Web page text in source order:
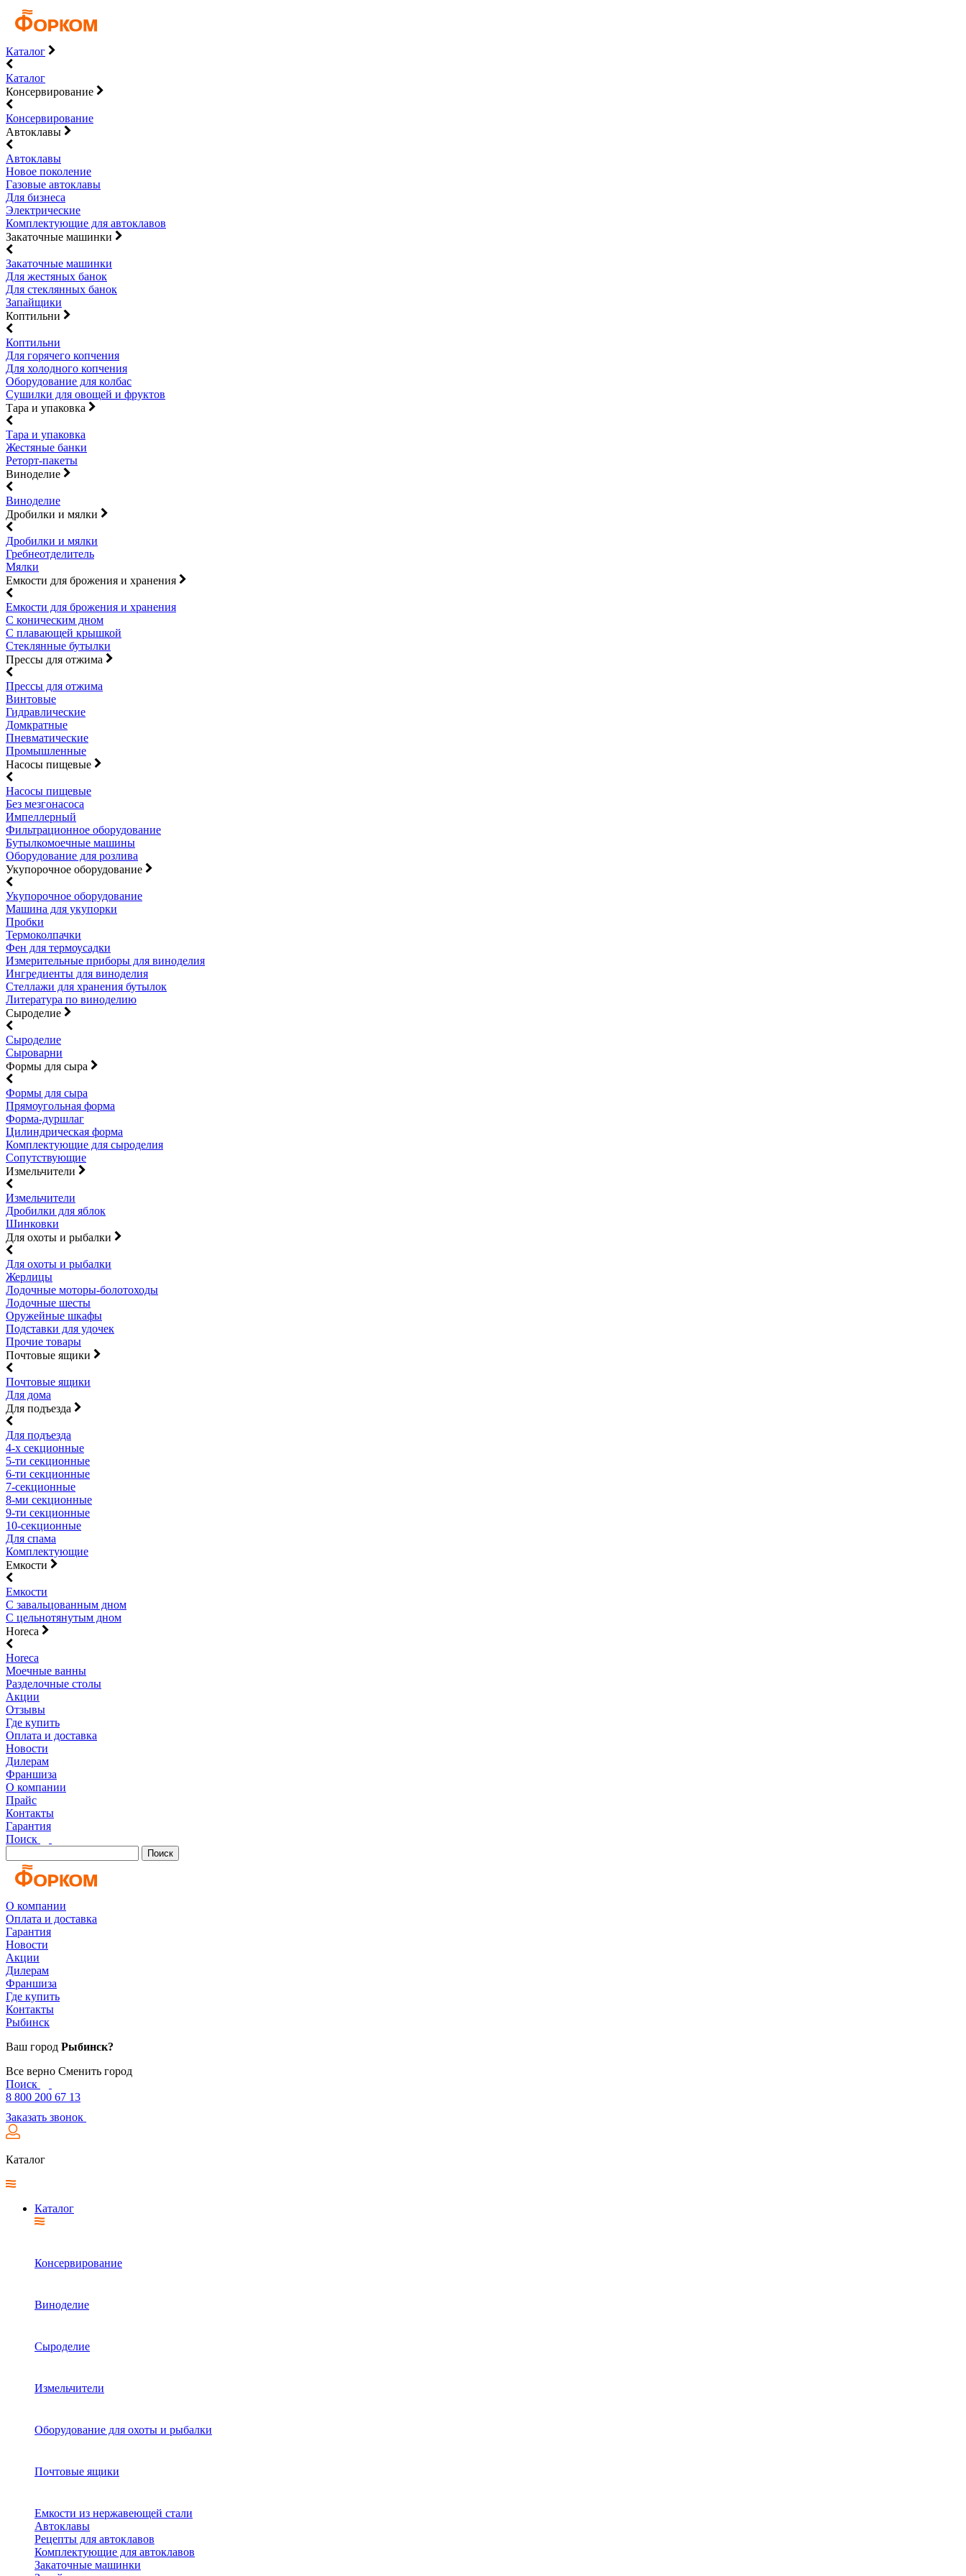
Каталог
Каталог
Консервирование
Консервирование
Автоклавы
Автоклавы
Новое поколение
Газовые автоклавы
Для бизнеса
Электрические
Комплектующие для автоклавов
Закаточные машинки
Закаточные машинки
Для жестяных банок
Для стеклянных банок
Запайщики
Коптильни
Коптильни
Для горячего копчения
Для холодного копчения
Оборудование для колбас
Сушилки для овощей и фруктов
Тара и упаковка
Тара и упаковка
Жестяные банки
Реторт-пакеты
Виноделие
Виноделие
Дробилки и мялки
Дробилки и мялки
Гребнеотделитель
Мялки
Емкости для брожения и хранения
Емкости для брожения и хранения
С коническим дном
С плавающей крышкой
Стеклянные бутылки
Прессы для отжима
Прессы для отжима
Винтовые
Гидравлические
Домкратные
Пневматические
Промышленные
Насосы пищевые
Насосы пищевые
Без мезгонасоса
Импеллерный
Фильтрационное оборудование
Бутылкомоечные машины
Оборудование для розлива
Укупорочное оборудование
Укупорочное оборудование
Машина для укупорки
Пробки
Термоколпачки
Фен для термоусадки
Измерительные приборы для виноделия
Ингредиенты для виноделия
Стеллажи для хранения бутылок
Литература по виноделию
Сыроделие
Сыроделие
Сыроварни
Формы для сыра
Формы для сыра
Прямоугольная форма
Форма-дуршлаг
Цилиндрическая форма
Комплектующие для сыроделия
Сопутствующие
Измельчители
Измельчители
Дробилки для яблок
Шинковки
Для охоты и рыбалки
Для охоты и рыбалки
Жерлицы
Лодочные моторы-болотоходы
Лодочные шесты
Оружейные шкафы
Подставки для удочек
Прочие товары
Почтовые ящики
Почтовые ящики
Для дома
Для подъезда
Для подъезда
4-х секционные
5-ти секционные
6-ти секционные
7-секционные
8-ми секционные
9-ти секционные
10-секционные
Для спама
Комплектующие
Емкости
Емкости
С завальцованным дном
С цельнотянутым дном
Horeca
Horeca
Моечные ванны
Разделочные столы
Акции
Отзывы
Где купить
Оплата и доставка
Новости
Дилерам
Франшиза
О компании
Прайс
Контакты
Гарантия
Поиск
Поиск
О компании
Оплата и доставка
Гарантия
Новости
Акции
Дилерам
Франшиза
Где купить
Контакты
Рыбинск
Ваш город Рыбинск?
Все верно Сменить город
Поиск
8 800 200 67 13
Заказать звонок
Каталог
Каталог
Консервирование
Виноделие
Сыроделие
Измельчители
Оборудование для охоты и рыбалки
Почтовые ящики
Емкости из нержавеющей стали
Автоклавы
Рецепты для автоклавов
Комплектующие для автоклавов
Закаточные машинки